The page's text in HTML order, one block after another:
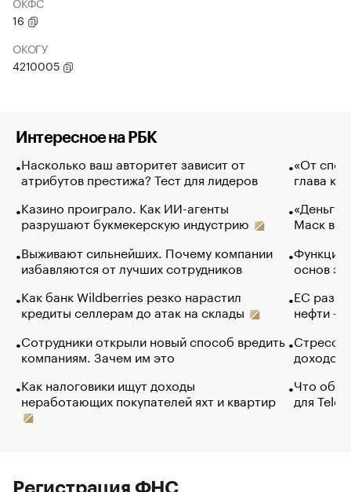
16
ОКОГУ
4210005
Интересное на РБК
Насколько ваш авторитет зависит от
атрибутов престижа? Тест для лидеров
Казино проиграло. Как ИИ-агенты
разрушают букмекерскую индустрию
Выживают сильнейших. Почему компании
избавляются от лучших сотрудников
Как банк Wildberries резко нарастил
кредиты селлерам до атак на склады
Сотрудники открыли новый способ вредить
компаниям. Зачем им это
Как налоговики ищут доходы
неработающих покупателей яхт и квартир
«От
глава
«Деньги
Маск в
Функции
основ
ЕС
нефти —
Стресс
доходов
Что
для